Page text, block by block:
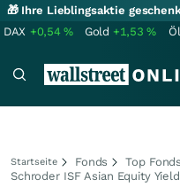
🎁 Ihre Lieblingsaktie
DAX +0,54% Gold +1,53%
Startseite Fonds
Top
Schroder ISF Asian Equity Yield